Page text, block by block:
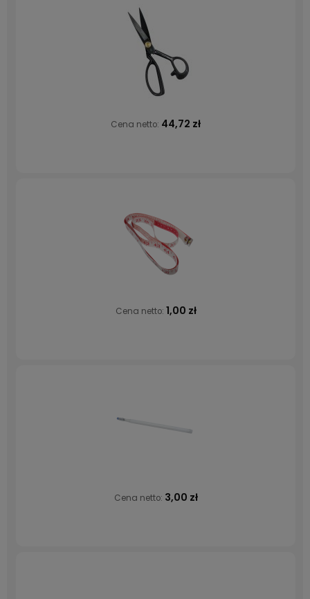
Cena netto: 44,72 zł
Cena netto: 1,00 zł
Cena netto: 3,00 zł